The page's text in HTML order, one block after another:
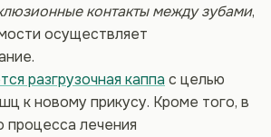
контакты между зубами,
осуществляет
разгрузочная каппа с целью
к новому прикусу. Кроме того, в
процесса лечения